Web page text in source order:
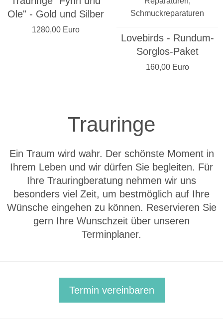
Ole" - Gold und Silber
1280,00 Euro
Lovebirds - Rundum-
Sorglos-Paket
160,00 Euro
Trauringe
Ein Traum wird wahr. Der schönste Moment in
Ihrem Leben und wir dürfen Sie begleiten. Für
Ihre Trauringberatung nehmen wir uns
besonders viel Zeit, um bestmöglich auf Ihre
Wünsche eingehen zu können. Reservieren Sie
gern Ihre Wunschzeit über unseren
Terminplaner.
Termin vereinbaren